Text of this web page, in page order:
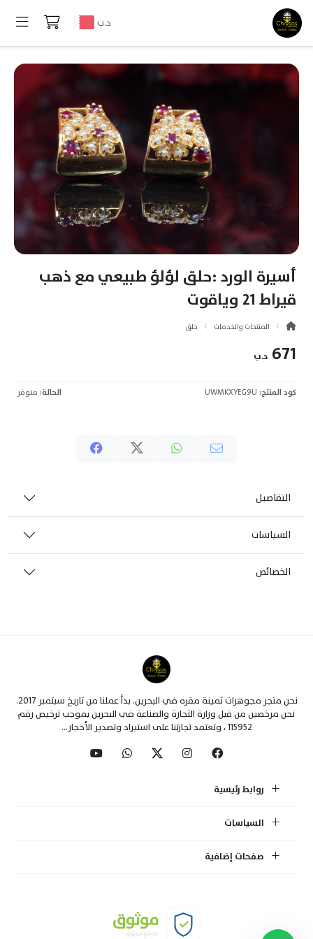
د.ب
أسيرة الورد :حلق لؤلؤ طبيعي مع ذهب
قيراط 21 وياقوت
المنتجات والخدمات حلق
671 د.ب
كود المنتج: الحالة: متوفر
التفاصيل
السياسات
الخصائص
نحن متجر مجوهرات ثمينة مقره في البحرين. بدأ عملنا من تاريخ سبتمبر 2017.
نحن مرخصين من قبل وزارة التجارة والصناعة في البحرين بموجب ترخيص رقم
115952 ، وتعتمد تجارتنا على استيراد وتصدير الأحجار...
روابط رئيسية
السياسات
صفحات إضافية